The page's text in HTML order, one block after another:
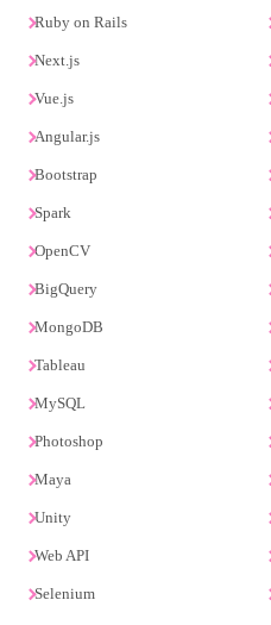
Ruby on Rails
Next.js
Vue.js
Angular.js
Bootstrap
Spark
OpenCV
BigQuery
MongoDB
Tableau
MySQL
Photoshop
Maya
Unity
Web API
Selenium